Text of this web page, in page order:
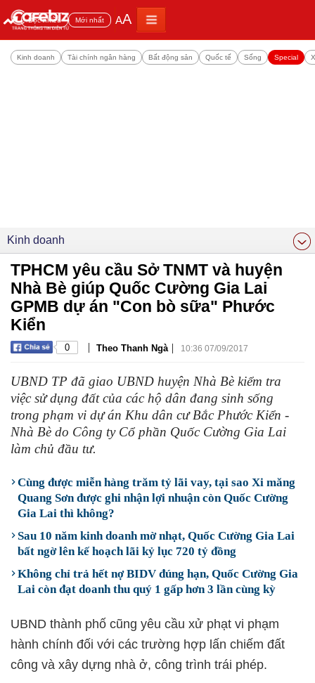
Đọc nhiều Mới nhất AA
Kinh doanh Tài chính ngân hàng Bất động sản Quốc tế Sống Special
Kinh doanh
TPHCM yêu cầu Sở TNMT và huyện
Nhà Bè giúp Quốc Cường Gia Lai
GPMB dự án "Con bò sữa" Phước
Kiển
0 | Theo Thanh Ngà | 10:36 07/09/2017
UBND TP đã giao UBND huyện Nhà Bè kiểm tra
việc sử dụng đất của các hộ dân đang sinh sống
trong phạm vi dự án Khu dân cư Bắc Phước Kiển -
Nhà Bè do Công ty Cổ phần Quốc Cường Gia Lai
làm chủ đầu tư.
Cùng được miễn hàng trăm tỷ lãi vay, tại sao Xi măng
Quang Sơn được ghi nhận lợi nhuận còn Quốc Cường
Gia Lai thì không?
Sau 10 năm kinh doanh mờ nhạt, Quốc Cường Gia Lai
bất ngờ lên kế hoạch lãi kỷ lục 720 tỷ đồng
Không chỉ trả hết nợ BIDV đúng hạn, Quốc Cường Gia
Lai còn đạt doanh thu quý 1 gấp hơn 3 lần cùng kỳ
UBND thành phố cũng yêu cầu xử phạt vi phạm
hành chính đối với các trường hợp lấn chiếm đất
công và xây dựng nhà ở, công trình trái phép.